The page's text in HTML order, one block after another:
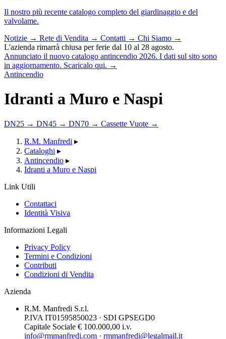
Il nostro più recente catalogo completo del giardinaggio e del
valvolame.
Notizie → Rete di Vendita → Contatti → Chi Siamo →
L'azienda rimarrà chiusa per ferie dal 10 al 28 agosto.
Annunciato il nuovo catalogo antincendio 2026. I dati sul sito sono
in aggiornamento. Scaricalo qui. →
Antincendio
Idranti a Muro e Naspi
DN25 → DN45 → DN70 → Cassette Vuote →
R.M. Manfredi ▸
Cataloghi ▸
Antincendio ▸
Idranti a Muro e Naspi
Link Utili
Contattaci
Identità Visiva
Informazioni Legali
Privacy Policy
Termini e Condizioni
Contributi
Condizioni di Vendita
Azienda
R.M. Manfredi S.r.l.
P.IVA IT01595850023 · SDI GPSEGD0
Capitale Sociale € 100.000,00 i.v.
info@rmmanfredi.com · rmmanfredi@legalmail.it